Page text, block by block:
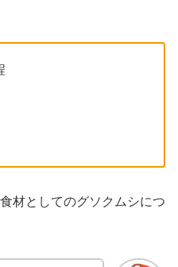
材としてのグソクムシにつ